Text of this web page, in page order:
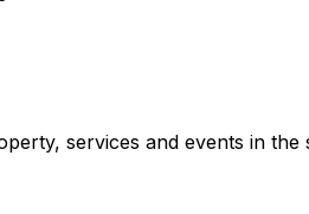
services and events in the